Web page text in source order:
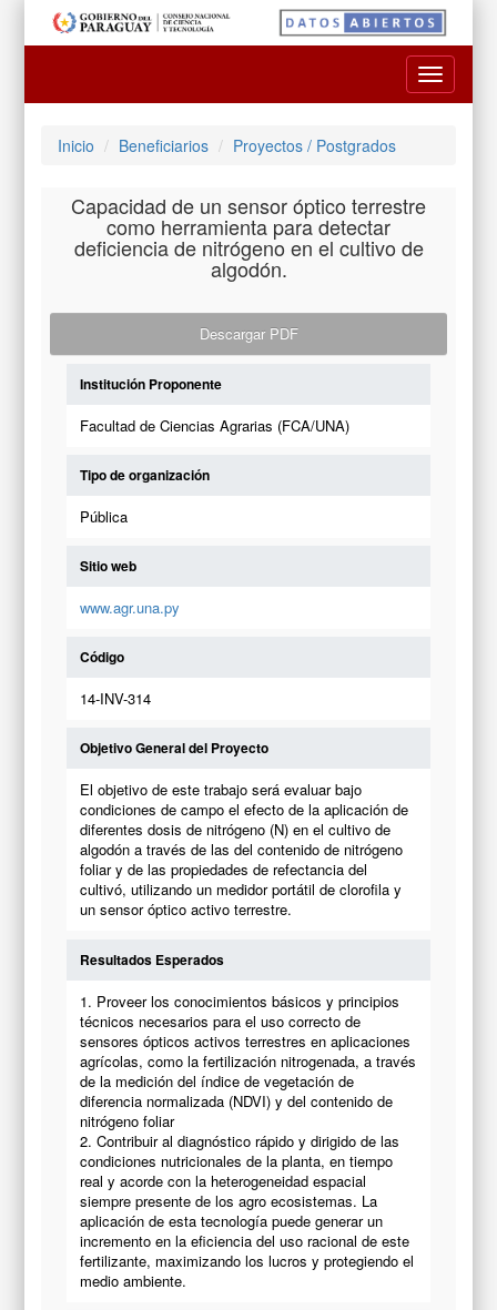
Toggle
Inicio Beneficiarios Proyectos / Postgrados
Capacidad de un sensor óptico terrestre
como herramienta para detectar
deficiencia de nitrógeno en el cultivo de
algodón.
Descargar PDF
Institución Proponente
Facultad de Ciencias Agrarias (FCA/UNA)
Tipo de organización
Pública
Sitio web
www.agr.una.py
Código
14-INV-314
Objetivo General del Proyecto
El objetivo de este trabajo será evaluar bajo
condiciones de campo el efecto de la aplicación de
diferentes dosis de nitrógeno (N) en el cultivo de
algodón a través de las del contenido de nitrógeno
foliar y de las propiedades de refectancia del
cultivó, utilizando un medidor portátil de clorofila y
un sensor óptico activo terrestre.
Resultados Esperados
1. Proveer los conocimientos básicos y principios
técnicos necesarios para el uso correcto de
sensores ópticos activos terrestres en aplicaciones
agrícolas, como la fertilización nitrogenada, a través
de la medición del índice de vegetación de
diferencia normalizada (NDVI) y del contenido de
nitrógeno foliar
2. Contribuir al diagnóstico rápido y dirigido de las
condiciones nutricionales de la planta, en tiempo
real y acorde con la heterogeneidad espacial
siempre presente de los agro ecosistemas. La
aplicación de esta tecnología puede generar un
incremento en la eficiencia del uso racional de este
fertilizante, maximizando los lucros y protegiendo el
medio ambiente.